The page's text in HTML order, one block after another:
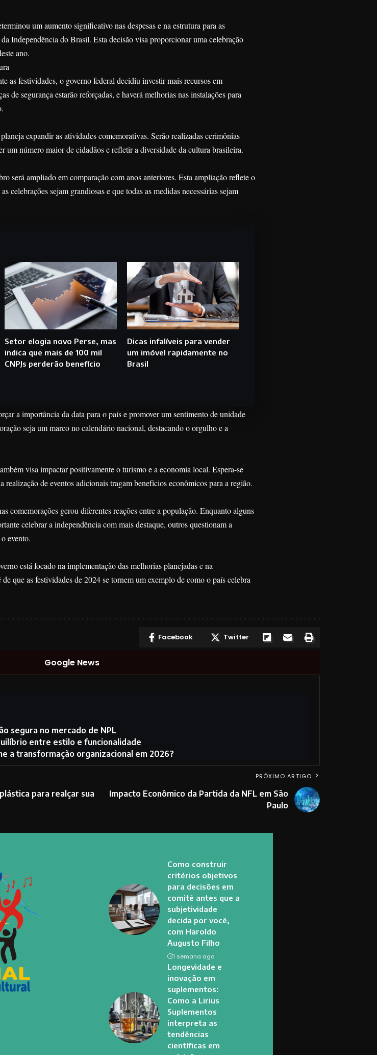
um aumento significativo nas despesas e na estrutura para as
Independência do Brasil. Esta decisão visa proporcionar uma celebração
ano.
as festividades, o governo federal decidiu investir mais recursos em
de segurança estarão reforçadas, e haverá melhorias nas instalações para
expandir as atividades comemorativas. Serão realizadas cerimônias
um número maior de cidadãos e refletir a diversidade da cultura brasileira.
será ampliado em comparação com anos anteriores. Esta ampliação reflete o
celebrações sejam grandiosas e que todas as medidas necessárias sejam
Setor elogia novo Perse, mas
indica que mais de 100 mil
CNPJs perderão benefício
Dicas infalíveis para vender
um imóvel rapidamente no
Brasil
a importância da data para o país e promover um sentimento de unidade
seja um marco no calendário nacional, destacando o orgulho e a
visa impactar positivamente o turismo e a economia local. Espera-se
realização de eventos adicionais tragam benefícios econômicos para a região.
comemorações gerou diferentes reações entre a população. Enquanto alguns
celebrar a independência com mais destaque, outros questionam a
evento.
está focado na implementação das melhorias planejadas e na
que as festividades de 2024 se tornem um exemplo de como o país celebra
Facebook Twitter
Google News
segura no mercado de NPL
entre estilo e funcionalidade
a transformação organizacional em 2026?
para realçar sua
PRÓXIMO ARTIGO
Impacto Econômico da Partida da NFL em São
Paulo
Como construir
critérios objetivos
para decisões em
comitê antes que a
subjetividade
decida por você,
com Haroldo
Augusto Filho
1 semana ago
Longevidade e
inovação em
suplementos:
Como a Lirius
Suplementos
interpreta as
tendências
científicas em